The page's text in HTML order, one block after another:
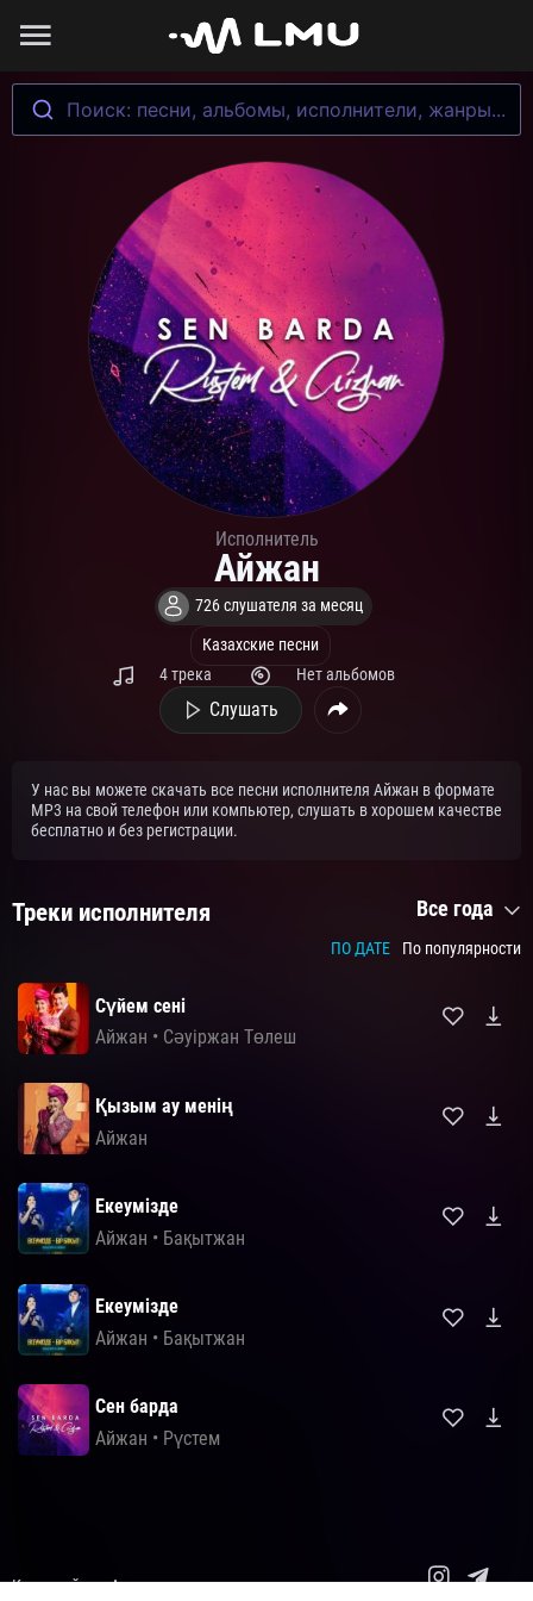
Поиск: песни, альбомы, исполнители, жанры...
Исполнитель
Айжан
726 слушателя за месяц
Казахские песни
4 трека
Нет альбомов
Слушать
У нас вы можете скачать все песни исполнителя Айжан в формате
MP3 на свой телефон или компьютер, слушать в хорошем качестве
бесплатно и без регистрации.
Треки исполнителя Все года
ПО ДАТЕ По популярности
Сүйем сені
Айжан • Сәуіржан Төлеш
Қызым ау менің
Айжан
Екеумізде
Айжан • Бақытжан
Екеумізде
Айжан • Бақытжан
Сен барда
Айжан • Рүстем
Карта сайта Авторские права